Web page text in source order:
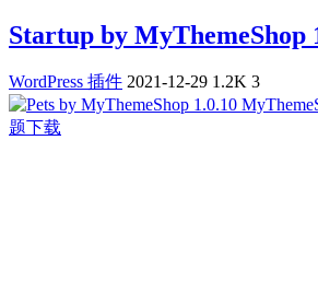
Startup by MyThemeShop
WordPress 插件 2021-12-29 1.2K 3